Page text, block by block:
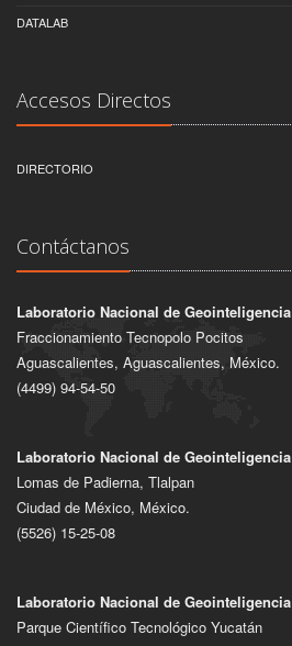
DATALAB
Accesos Directos
DIRECTORIO
Contáctanos
Laboratorio Nacional de Geointeligencia
Fraccionamiento Tecnopolo Pocitos
Aguascalientes, Aguascalientes, México.
(4499) 94-54-50
Laboratorio Nacional de Geointeligencia
Lomas de Padierna, Tlalpan
Ciudad de México, México.
(5526) 15-25-08
Laboratorio Nacional de Geointeligencia
Parque Científico Tecnológico Yucatán